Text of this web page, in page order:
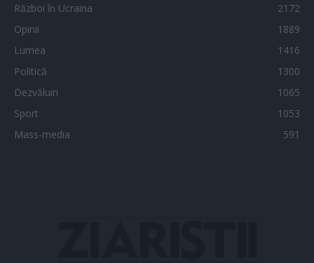
Război în Ucraina
2172
Opinii
1889
Lumea
1416
Politică
1300
Dezvăluiri
1065
Sport
1053
Mass-media
591